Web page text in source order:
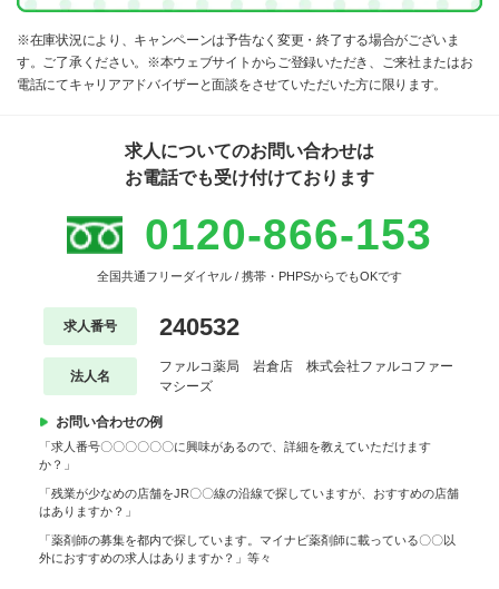
※在庫状況により、キャンペーンは予告なく変更・終了する場合がございま
す。ご了承ください。※本ウェブサイトからご登録いただき、ご来社またはお
電話にてキャリアアドバイザーと面談をさせていただいた方に限ります。
求人についてのお問い合わせは
お電話でも受け付けております
0120-866-153
全国共通フリーダイヤル / 携帯・PHPSからでもOKです
求人番号 240532
法人名
ファルコ薬局 岩倉店 株式会社ファルコファー
マシーズ
お問い合わせの例
「求人番号〇〇〇〇〇〇に興味があるので、詳細を教えていただけます
か？」
「残業が少なめの店舗をJR〇〇線の沿線で探していますが、おすすめの店舗
はありますか？」
「薬剤師の募集を都内で探しています。マイナビ薬剤師に載っている〇〇以
外におすすめの求人はありますか？」等々